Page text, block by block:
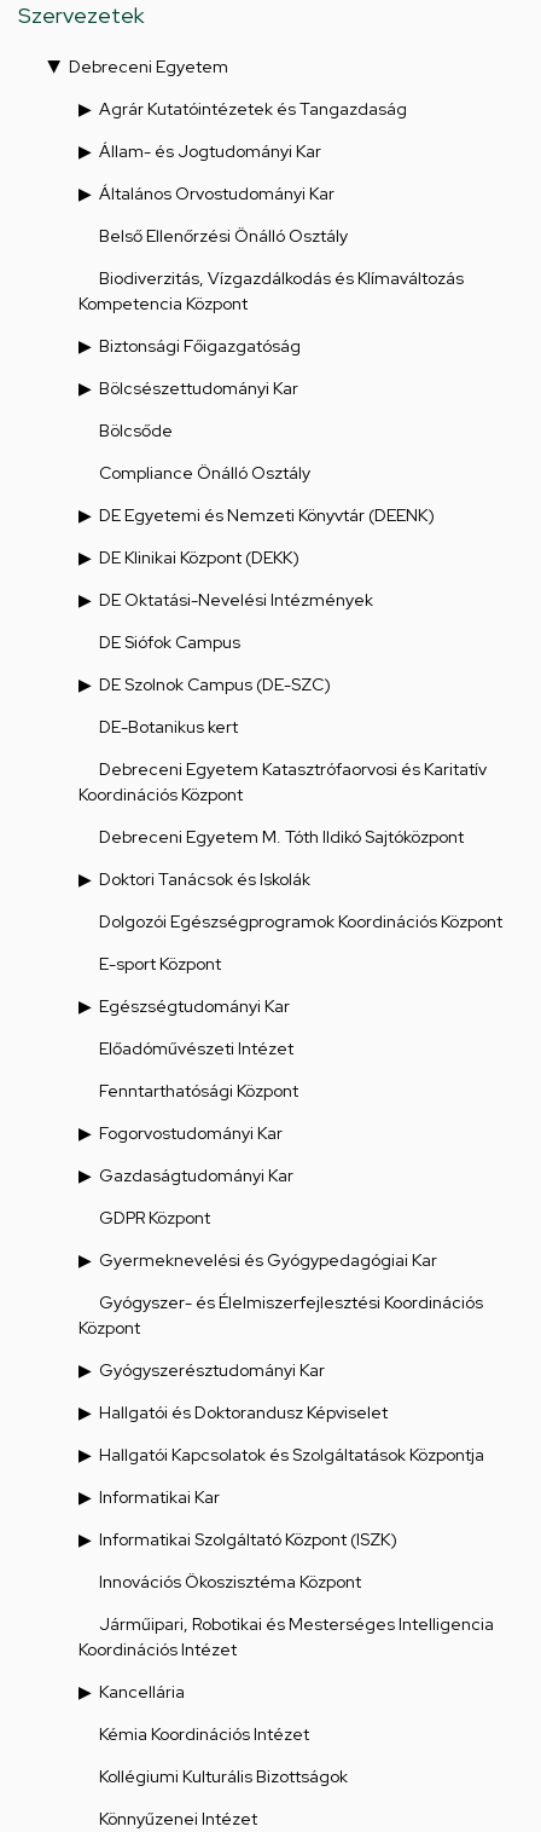
Szervezetek
Debreceni Egyetem
Agrár Kutatóintézetek és Tangazdaság
Állam- és Jogtudományi Kar
Általános Orvostudományi Kar
Belső Ellenőrzési Önálló Osztály
Biodiverzitás, Vízgazdálkodás és Klímaváltozás
Kompetencia Központ
Biztonsági Főigazgatóság
Bölcsészettudományi Kar
Bölcsőde
Compliance Önálló Osztály
DE Egyetemi és Nemzeti Könyvtár (DEENK)
DE Klinikai Központ (DEKK)
DE Oktatási-Nevelési Intézmények
DE Siófok Campus
DE Szolnok Campus (DE-SZC)
DE-Botanikus kert
Debreceni Egyetem Katasztrófaorvosi és Karitatív
Koordinációs Központ
Debreceni Egyetem M. Tóth Ildikó Sajtóközpont
Doktori Tanácsok és Iskolák
Dolgozói Egészségprogramok Koordinációs Központ
E-sport Központ
Egészségtudományi Kar
Előadóművészeti Intézet
Fenntarthatósági Központ
Fogorvostudományi Kar
Gazdaságtudományi Kar
GDPR Központ
Gyermeknevelési és Gyógypedagógiai Kar
Gyógyszer- és Élelmiszerfejlesztési Koordinációs
Központ
Gyógyszerésztudományi Kar
Hallgatói és Doktorandusz Képviselet
Hallgatói Kapcsolatok és Szolgáltatások Központja
Informatikai Kar
Informatikai Szolgáltató Központ (ISZK)
Innovációs Ökoszisztéma Központ
Járműipari, Robotikai és Mesterséges Intelligencia
Koordinációs Intézet
Kancellária
Kémia Koordinációs Intézet
Kollégiumi Kulturális Bizottságok
Könnyűzenei Intézet